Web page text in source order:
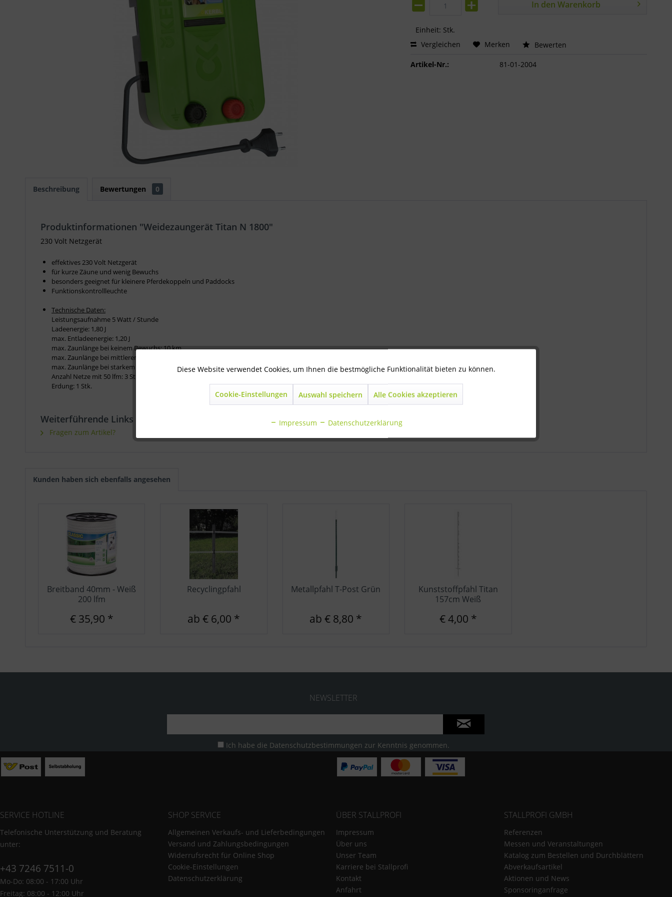
Einheit: Stk.
In den Warenkorb
Vergleichen Merken Bewerten
Artikel-Nr.: 81-01-2004
Beschreibung Bewertungen 0
Produktinformationen "Weidezaungerät Titan N 1800"
230 Volt Netzgerät
effektives 230 Volt Netzgerät
für kurze Zäune und wenig Bewuchs
besonders geeignet für kleinere Pferdekoppeln und Paddocks
Funktionskontrollleuchte
Technische Daten:
Leistungsaufnahme 5 Watt / Stunde
Ladeenergie: 1,80 J
max. Entladeenergie: 1,20 J
max. Zaunlänge bei keinem Bewuchs: 10 km
max. Zaunlänge bei mittlerem Bewuchs: 2,0 km
max. Zaunlänge bei starkem Bewuchs: 1,0 km
Anzahl Netze mit 50 lfm: 3 Stk.
Erdung: 1 Stk.
Weiterführende Links zu "Weidezaungerät Titan N 1800"
Fragen zum Artikel?
Kunden haben sich ebenfalls angesehen
Breitband 40mm - Weiß
200 lfm
€ 35,90 *
Recyclingpfahl
ab € 6,00 *
Metallpfahl T-Post Grün
ab € 8,80 *
Kunststoffpfahl Titan
157cm Weiß
€ 4,00 *
NEWSLETTER
Ich habe die Datenschutzbestimmungen zur Kenntnis genommen.
SERVICE HOTLINE
Telefonische Unterstützung und Beratung
unter:
+43 7246 7511-0
Mo-Do: 08:00 - 17:00 Uhr
Freitag: 08:00 - 12:00 Uhr
SHOP SERVICE
Allgemeinen Verkaufs- und Lieferbedingungen
Versand und Zahlungsbedingungen
Widerrufsrecht für Online Shop
Cookie-Einstellungen
Datenschutzerklärung
ÜBER STALLPROFI
Impressum
Über uns
Unser Team
Karriere bei Stallprofi
Kontakt
Anfahrt
STALLPROFI GMBH
Referenzen
Messen und Veranstaltungen
Katalog zum Bestellen und Durchblättern
Abverkaufsartikel
Aktionen und News
Sponsoringanfrage
Technisch notwendig Aktiv
Diese Website verwendet Cookies, um Ihnen die bestmögliche Funktionalität bieten zu können.
Cookie-Einstellungen Auswahl speichern Alle Cookies akzeptieren
Impressum Datenschutzerklärung